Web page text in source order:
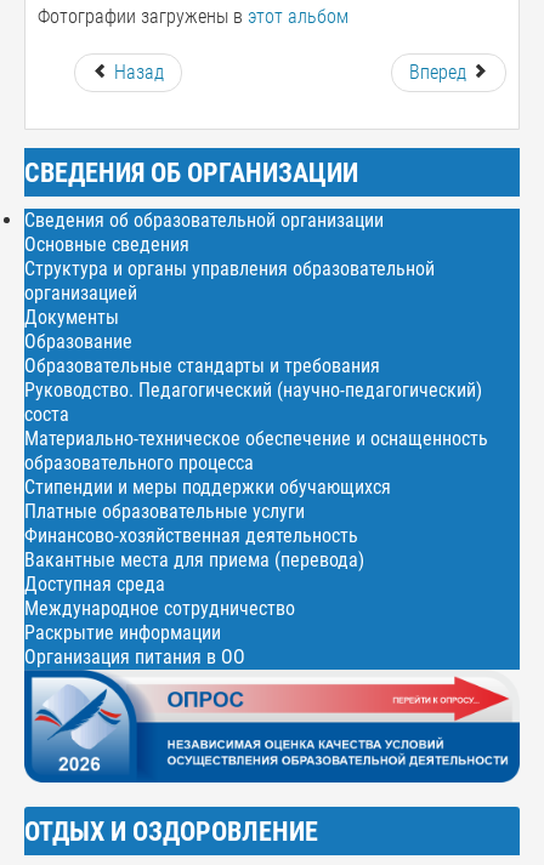
Фотографии загружены в этот альбом
Назад Вперед
СВЕДЕНИЯ ОБ ОРГАНИЗАЦИИ
Сведения об образовательной организации
Основные сведения
Структура и органы управления образовательной
организацией
Документы
Образование
Образовательные стандарты и требования
Руководство. Педагогический (научно-педагогический)
соста
Материально-техническое обеспечение и оснащенность
образовательного процесса
Стипендии и меры поддержки обучающихся
Платные образовательные услуги
Финансово-хозяйственная деятельность
Вакантные места для приема (перевода)
Доступная среда
Международное сотрудничество
Раскрытие информации
Организация питания в ОО
ОТДЫХ И ОЗДОРОВЛЕНИЕ